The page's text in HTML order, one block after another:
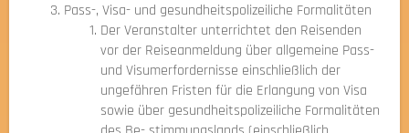
Pass-, Visa- und gesundheitspolizeiliche Formalitäten
Der Veranstalter unterrichtet den Reisenden
vor der Reiseanmeldung über allgemeine Pass-
und Visumerfordernisse einschließlich der
ungefähren Fristen für die Erlangung von Visa
sowie über gesundheitspolizeiliche Formalitäten